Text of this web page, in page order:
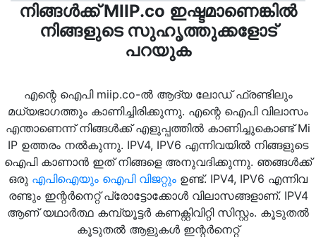
നിങ്ങൾക്ക് MIIP.co ഇഷ്ടമാണെങ്കിൽ
നിങ്ങളുടെ സുഹൃത്തുക്കളോട്
പറയുക
എന്റെ ഐപി miip.co-ൽ ആദ്യ ലോഡ് ഫ്രണ്ടിലും
മധ്യഭാഗത്തും കാണിച്ചിരിക്കുന്നു. എന്റെ ഐപി വിലാസം
എന്താണെന്ന് നിങ്ങൾക്ക് എളുപ്പത്തിൽ കാണിച്ചുകൊണ്ട് Mi
IP ഉത്തരം നൽകുന്നു. IPV4, IPV6 എന്നിവയിൽ നിങ്ങളുടെ
ഐപി കാണാൻ ഇത് നിങ്ങളെ അനുവദിക്കുന്നു. ഞങ്ങൾക്ക്
ഒരു എപിഐയും ഐപി വിജറ്റും ഉണ്ട്. IPV4, IPV6 എന്നിവ
രണ്ടും ഇന്റർനെറ്റ് പ്രോട്ടോക്കോൾ വിലാസങ്ങളാണ്. IPV4
ആണ് യഥാർത്ഥ കമ്പ്യൂട്ടർ കണക്റ്റിവിറ്റി സിസ്റ്റം. കൂടുതൽ
കൂടുതൽ ആളുകൾ ഇന്റർനെറ്റ്